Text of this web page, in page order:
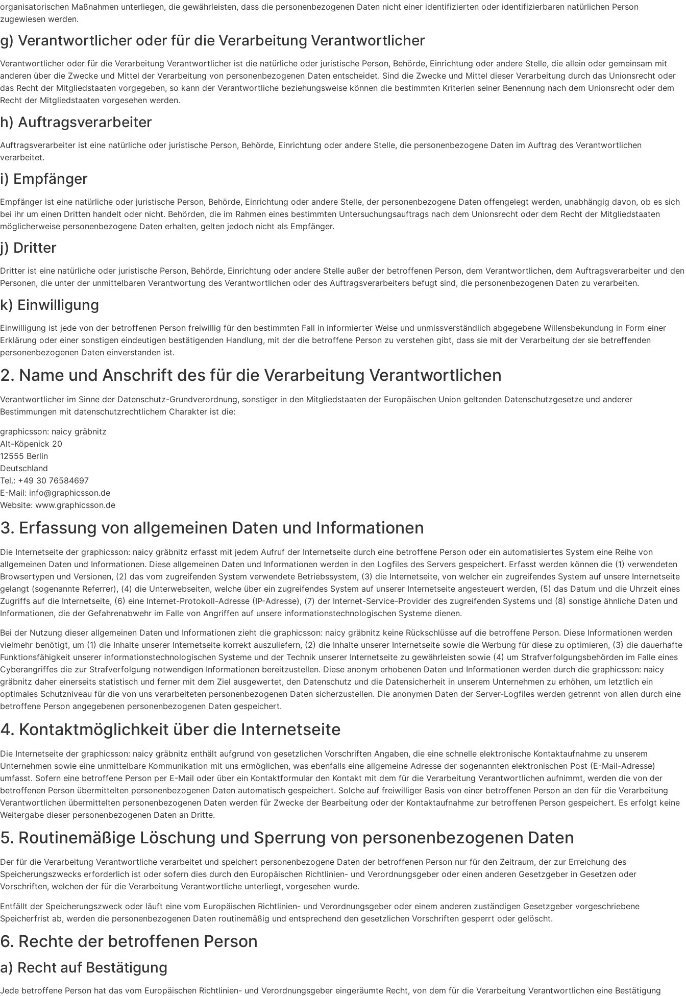
organisatorischen Maßnahmen unterliegen, die gewährleisten, dass die personenbezogenen Daten nicht einer identifizierten oder identifizierbaren natürlichen Person
zugewiesen werden.
g) Verantwortlicher oder für die Verarbeitung Verantwortlicher
Verantwortlicher oder für die Verarbeitung Verantwortlicher ist die natürliche oder juristische Person, Behörde, Einrichtung oder andere Stelle, die allein oder gemeinsam mit
anderen über die Zwecke und Mittel der Verarbeitung von personenbezogenen Daten entscheidet. Sind die Zwecke und Mittel dieser Verarbeitung durch das Unionsrecht oder
das Recht der Mitgliedstaaten vorgegeben, so kann der Verantwortliche beziehungsweise können die bestimmten Kriterien seiner Benennung nach dem Unionsrecht oder dem
Recht der Mitgliedstaaten vorgesehen werden.
h) Auftragsverarbeiter
Auftragsverarbeiter ist eine natürliche oder juristische Person, Behörde, Einrichtung oder andere Stelle, die personenbezogene Daten im Auftrag des Verantwortlichen
verarbeitet.
i) Empfänger
Empfänger ist eine natürliche oder juristische Person, Behörde, Einrichtung oder andere Stelle, der personenbezogene Daten offengelegt werden, unabhängig davon, ob es sich
bei ihr um einen Dritten handelt oder nicht. Behörden, die im Rahmen eines bestimmten Untersuchungsauftrags nach dem Unionsrecht oder dem Recht der Mitgliedstaaten
möglicherweise personenbezogene Daten erhalten, gelten jedoch nicht als Empfänger.
j) Dritter
Dritter ist eine natürliche oder juristische Person, Behörde, Einrichtung oder andere Stelle außer der betroffenen Person, dem Verantwortlichen, dem Auftragsverarbeiter und den
Personen, die unter der unmittelbaren Verantwortung des Verantwortlichen oder des Auftragsverarbeiters befugt sind, die personenbezogenen Daten zu verarbeiten.
k) Einwilligung
Einwilligung ist jede von der betroffenen Person freiwillig für den bestimmten Fall in informierter Weise und unmissverständlich abgegebene Willensbekundung in Form einer
Erklärung oder einer sonstigen eindeutigen bestätigenden Handlung, mit der die betroffene Person zu verstehen gibt, dass sie mit der Verarbeitung der sie betreffenden
personenbezogenen Daten einverstanden ist.
2. Name und Anschrift des für die Verarbeitung Verantwortlichen
Verantwortlicher im Sinne der Datenschutz-Grundverordnung, sonstiger in den Mitgliedstaaten der Europäischen Union geltenden Datenschutzgesetze und anderer
Bestimmungen mit datenschutzrechtlichem Charakter ist die:
graphicsson: naicy gräbnitz
Alt-Köpenick 20
12555 Berlin
Deutschland
Tel.: +49 30 76584697
E-Mail: info@graphicsson.de
Website: www.graphicsson.de
3. Erfassung von allgemeinen Daten und Informationen
Die Internetseite der graphicsson: naicy gräbnitz erfasst mit jedem Aufruf der Internetseite durch eine betroffene Person oder ein automatisiertes System eine Reihe von
allgemeinen Daten und Informationen. Diese allgemeinen Daten und Informationen werden in den Logfiles des Servers gespeichert. Erfasst werden können die (1) verwendeten
Browsertypen und Versionen, (2) das vom zugreifenden System verwendete Betriebssystem, (3) die Internetseite, von welcher ein zugreifendes System auf unsere Internetseite
gelangt (sogenannte Referrer), (4) die Unterwebseiten, welche über ein zugreifendes System auf unserer Internetseite angesteuert werden, (5) das Datum und die Uhrzeit eines
Zugriffs auf die Internetseite, (6) eine Internet-Protokoll-Adresse (IP-Adresse), (7) der Internet-Service-Provider des zugreifenden Systems und (8) sonstige ähnliche Daten und
Informationen, die der Gefahrenabwehr im Falle von Angriffen auf unsere informationstechnologischen Systeme dienen.
Bei der Nutzung dieser allgemeinen Daten und Informationen zieht die graphicsson: naicy gräbnitz keine Rückschlüsse auf die betroffene Person. Diese Informationen werden
vielmehr benötigt, um (1) die Inhalte unserer Internetseite korrekt auszuliefern, (2) die Inhalte unserer Internetseite sowie die Werbung für diese zu optimieren, (3) die dauerhafte
Funktionsfähigkeit unserer informationstechnologischen Systeme und der Technik unserer Internetseite zu gewährleisten sowie (4) um Strafverfolgungsbehörden im Falle eines
Cyberangriffes die zur Strafverfolgung notwendigen Informationen bereitzustellen. Diese anonym erhobenen Daten und Informationen werden durch die graphicsson: naicy
gräbnitz daher einerseits statistisch und ferner mit dem Ziel ausgewertet, den Datenschutz und die Datensicherheit in unserem Unternehmen zu erhöhen, um letztlich ein
optimales Schutzniveau für die von uns verarbeiteten personenbezogenen Daten sicherzustellen. Die anonymen Daten der Server-Logfiles werden getrennt von allen durch eine
betroffene Person angegebenen personenbezogenen Daten gespeichert.
4. Kontaktmöglichkeit über die Internetseite
Die Internetseite der graphicsson: naicy gräbnitz enthält aufgrund von gesetzlichen Vorschriften Angaben, die eine schnelle elektronische Kontaktaufnahme zu unserem
Unternehmen sowie eine unmittelbare Kommunikation mit uns ermöglichen, was ebenfalls eine allgemeine Adresse der sogenannten elektronischen Post (E-Mail-Adresse)
umfasst. Sofern eine betroffene Person per E-Mail oder über ein Kontaktformular den Kontakt mit dem für die Verarbeitung Verantwortlichen aufnimmt, werden die von der
betroffenen Person übermittelten personenbezogenen Daten automatisch gespeichert. Solche auf freiwilliger Basis von einer betroffenen Person an den für die Verarbeitung
Verantwortlichen übermittelten personenbezogenen Daten werden für Zwecke der Bearbeitung oder der Kontaktaufnahme zur betroffenen Person gespeichert. Es erfolgt keine
Weitergabe dieser personenbezogenen Daten an Dritte.
5. Routinemäßige Löschung und Sperrung von personenbezogenen Daten
Der für die Verarbeitung Verantwortliche verarbeitet und speichert personenbezogene Daten der betroffenen Person nur für den Zeitraum, der zur Erreichung des
Speicherungszwecks erforderlich ist oder sofern dies durch den Europäischen Richtlinien- und Verordnungsgeber oder einen anderen Gesetzgeber in Gesetzen oder
Vorschriften, welchen der für die Verarbeitung Verantwortliche unterliegt, vorgesehen wurde.
Entfällt der Speicherungszweck oder läuft eine vom Europäischen Richtlinien- und Verordnungsgeber oder einem anderen zuständigen Gesetzgeber vorgeschriebene
Speicherfrist ab, werden die personenbezogenen Daten routinemäßig und entsprechend den gesetzlichen Vorschriften gesperrt oder gelöscht.
6. Rechte der betroffenen Person
a) Recht auf Bestätigung
Jede betroffene Person hat das vom Europäischen Richtlinien- und Verordnungsgeber eingeräumte Recht, von dem für die Verarbeitung Verantwortlichen eine Bestätigung